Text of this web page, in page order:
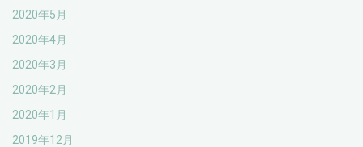
2020年5月
2020年4月
2020年3月
2020年2月
2020年1月
2019年12月